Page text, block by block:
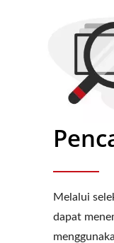
Melalui
dapat